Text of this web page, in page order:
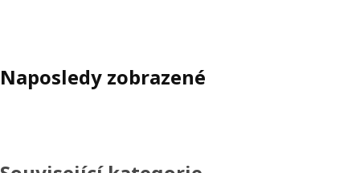
Naposledy zobrazené